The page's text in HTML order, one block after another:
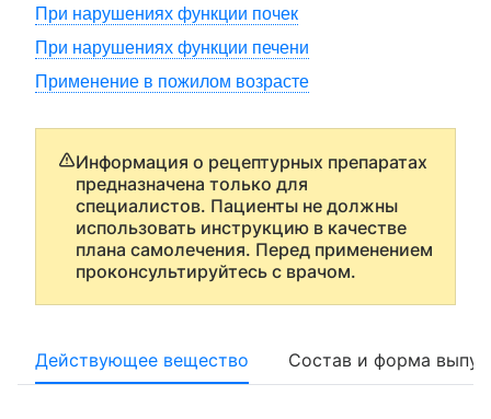
При нарушениях функции почек
При нарушениях функции печени
Применение в пожилом возрасте
Информация о рецептурных препаратах
предназначена только для
специалистов. Пациенты не должны
использовать инструкцию в качестве
плана самолечения. Перед применением
проконсультируйтесь с врачом.
Действующее вещество Состав и форма